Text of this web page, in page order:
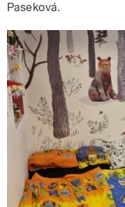
Paseková.